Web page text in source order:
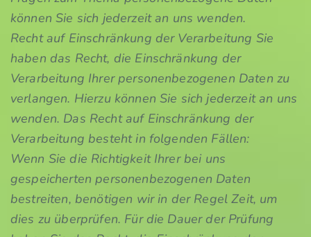
können Sie sich jederzeit an uns wenden.
Recht auf Einschränkung der Verarbeitung Sie
haben das Recht, die Einschränkung der
Verarbeitung Ihrer personenbezogenen Daten zu
verlangen. Hierzu können Sie sich jederzeit an uns
wenden. Das Recht auf Einschränkung der
Verarbeitung besteht in folgenden Fällen:
Wenn Sie die Richtigkeit Ihrer bei uns
gespeicherten personenbezogenen Daten
bestreiten, benötigen wir in der Regel Zeit, um
dies zu überprüfen. Für die Dauer der Prüfung